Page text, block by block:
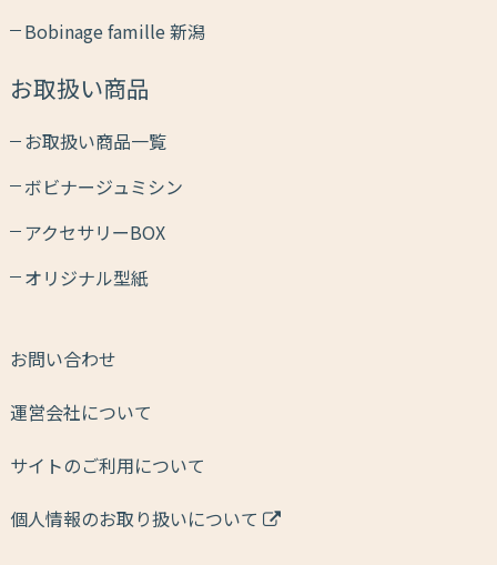
Bobinage famille 新潟
お取扱い商品
お取扱い商品一覧
ボビナージュミシン
アクセサリーBOX
オリジナル型紙
お問い合わせ
運営会社について
サイトのご利用について
個人情報のお取り扱いについて